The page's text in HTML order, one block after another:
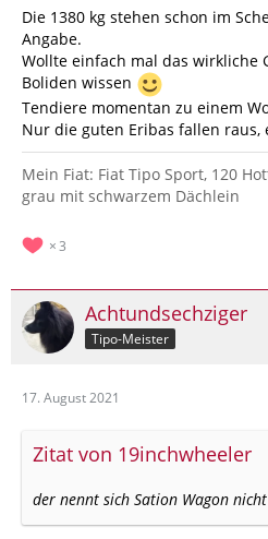
Die 1380 kg stehen schon im
Angabe.
Wollte einfach mal das wirkliche
Boliden wissen
Tendiere momentan zu einem
Nur die guten Eribas fallen raus,
Mein Fiat: Fiat Tipo Sport, 120
grau mit schwarzem Dächlein
3
Achtundsechziger
Tipo-Meister
17. August 2021
Zitat von 19inchwheeler
der nennt sich Sation Wagon